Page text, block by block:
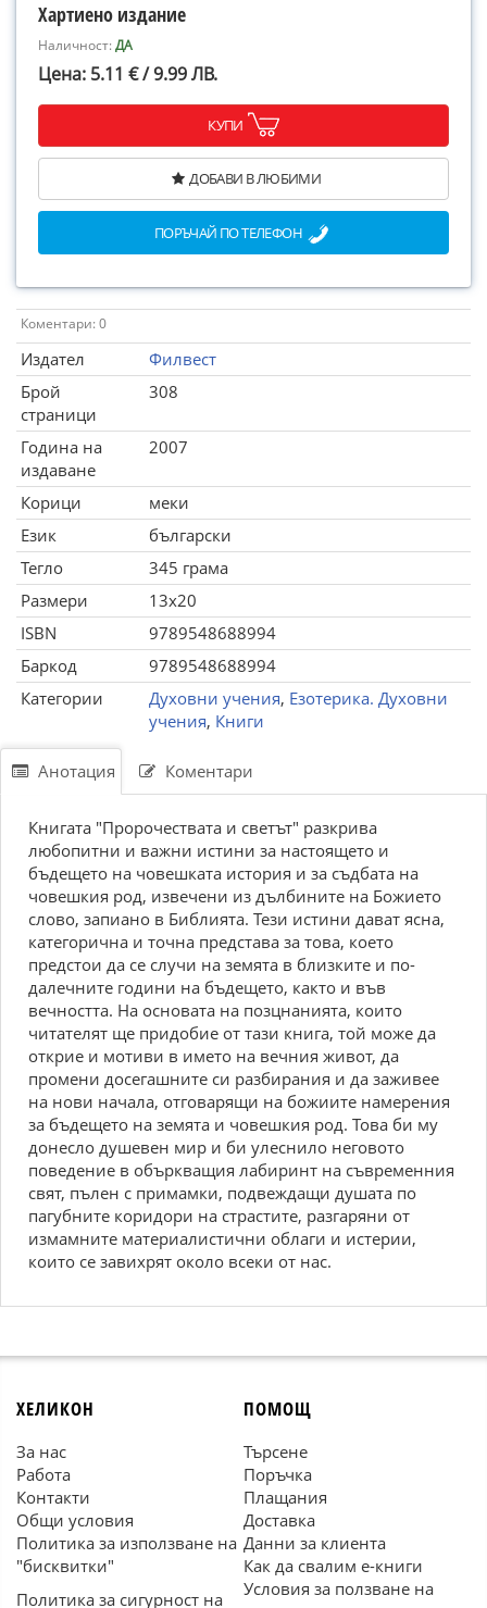
Хартиено издание
Наличност:ДА
Цена: 5.11 € / 9.99 ЛВ.
КУПИ
ДОБАВИ В ЛЮБИМИ
ПОРЪЧАЙ ПО ТЕЛЕФОН
Коментари: 0
Издател
Филвест
Брой
страници
308
Година на
издаване
2007
Корици
меки
Език
български
Тегло
345 грама
Размери
13x20
ISBN
9789548688994
Баркод
9789548688994
Категории
Духовни учения, Езотерика. Духовни
учения, Книги
Анотация Коментари
Книгата "Пророчествата и светът" разкрива
любопитни и важни истини за настоящето и
бъдещето на човешката история и за съдбата на
човешкия род, извечени из дълбините на Божието
слово, запиано в Библията. Тези истини дават ясна,
категорична и точна представа за това, което
предстои да се случи на земята в близките и по-
далечните години на бъдещето, както и във
вечността. На основата на позцнанията, които
читателят ще придобие от тази книга, той може да
открие и мотиви в името на вечния живот, да
промени досегашните си разбирания и да заживее
на нови начала, отговарящи на божиите намерения
за бъдещето на земята и човешкия род. Това би му
донесло душевен мир и би улеснило неговото
поведение в объркващия лабиринт на съвременния
свят, пълен с примамки, подвеждащи душата по
пагубните коридори на страстите, разгаряни от
измамните материалистични облаги и истерии,
които се завихрят около всеки от нас.
ХЕЛИКОН
За нас
Работа
Контакти
Общи условия
Политика за използване на
"бисквитки"
Политика за сигурност на
ПОМОЩ
Търсене
Поръчка
Плащания
Доставка
Данни за клиента
Как да свалим е-книги
Условия за ползване на